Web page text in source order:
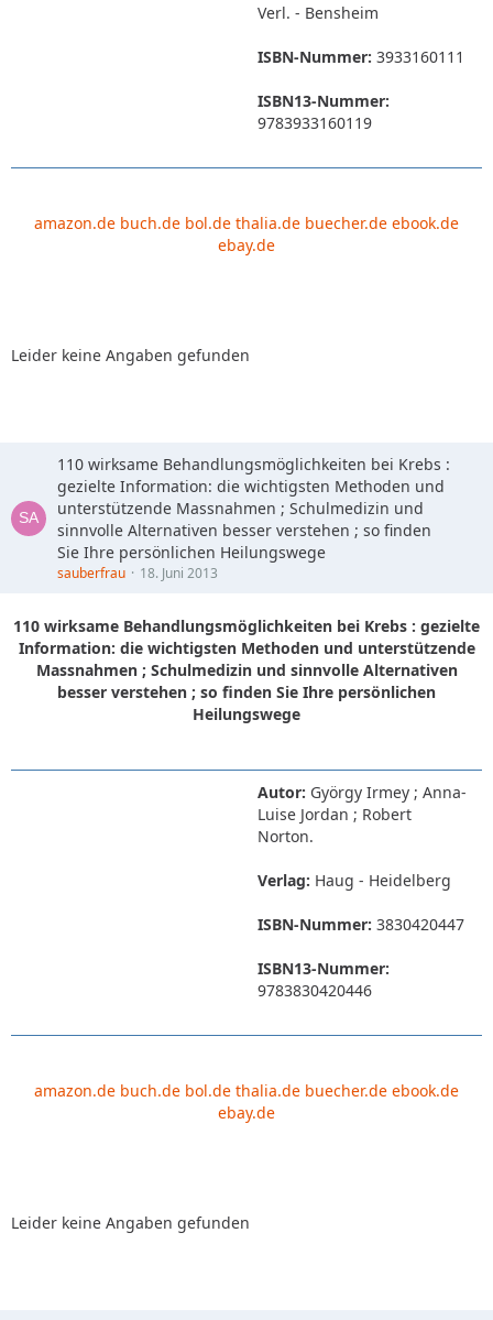
Verl. - Bensheim
ISBN-Nummer: 3933160111
ISBN13-Nummer:
9783933160119
amazon.de buch.de bol.de thalia.de buecher.de ebook.de
ebay.de
Leider keine Angaben gefunden
110 wirksame Behandlungsmöglichkeiten bei Krebs :
gezielte Information: die wichtigsten Methoden und
unterstützende Massnahmen ; Schulmedizin und
sinnvolle Alternativen besser verstehen ; so finden
Sie Ihre persönlichen Heilungswege
sauberfrau 18. Juni 2013
110 wirksame Behandlungsmöglichkeiten bei Krebs : gezielte
Information: die wichtigsten Methoden und unterstützende
Massnahmen ; Schulmedizin und sinnvolle Alternativen
besser verstehen ; so finden Sie Ihre persönlichen
Heilungswege
Autor: György Irmey ; Anna-
Luise Jordan ; Robert
Norton.
Verlag: Haug - Heidelberg
ISBN-Nummer: 3830420447
ISBN13-Nummer:
9783830420446
amazon.de buch.de bol.de thalia.de buecher.de ebook.de
ebay.de
Leider keine Angaben gefunden